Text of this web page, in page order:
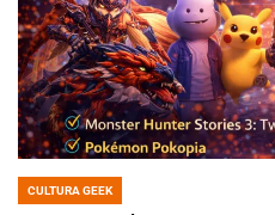
POSTED
CULTURA GEEK